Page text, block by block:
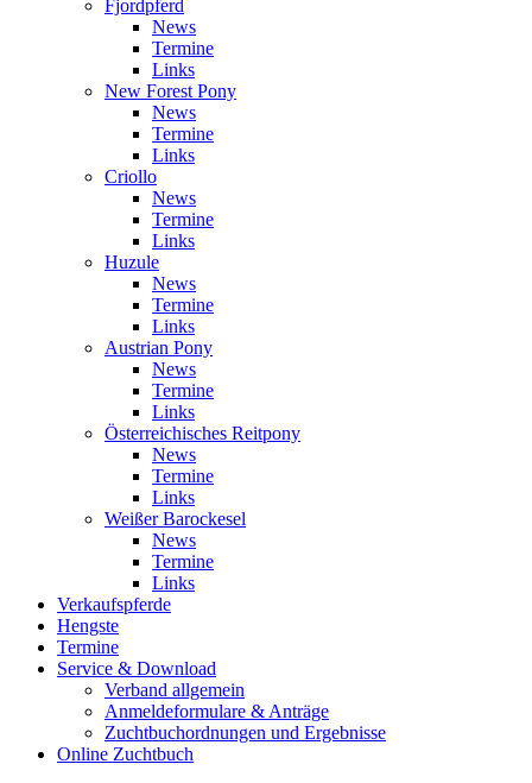
Fjordpferd
News
Termine
Links
New Forest Pony
News
Termine
Links
Criollo
News
Termine
Links
Huzule
News
Termine
Links
Austrian Pony
News
Termine
Links
Österreichisches Reitpony
News
Termine
Links
Weißer Barockesel
News
Termine
Links
Verkaufspferde
Hengste
Termine
Service & Download
Verband allgemein
Anmeldeformulare & Anträge
Zuchtbuchordnungen und Ergebnisse
Online Zuchtbuch